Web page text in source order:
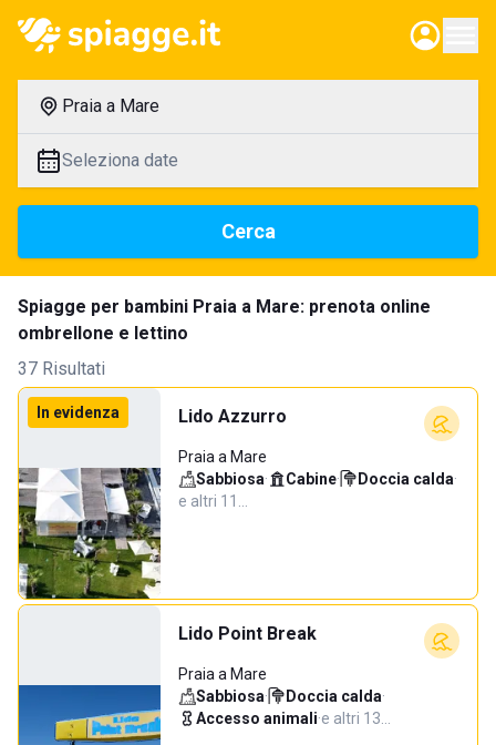
Praia a Mare
Seleziona date
Cerca
Spiagge per bambini Praia a Mare: prenota online
ombrellone e lettino
37 Risultati
In evidenza Lido Azzurro
Praia a Mare
Sabbiosa· Cabine· Doccia calda·
e altri 11…
Lido Point Break
Praia a Mare
Sabbiosa· Doccia calda·
Accesso animali·e altri 13…